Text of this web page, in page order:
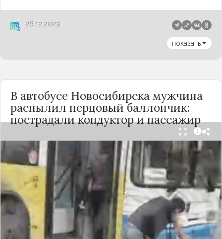
26.12.2023
показать
В автобусе Новосибирска мужчина
распылил перцовый баллончик:
пострадали кондуктор и пассажир
Вечером 24 сентября в салоне автобуса маршрута
№18 в Новосибирске произошёл инцидент с
применением перцового баллончика. Как
сообщили очевидцы в
Telegram-канале
«Инцидент Новосибирск», неизвестный
мужчина с бородой сначала вступил в перепалку
с кондуктором, затем поссорился с другими
пассажирами. В ходе конфликта он достал
газовый баллончик и распылил его в салоне.